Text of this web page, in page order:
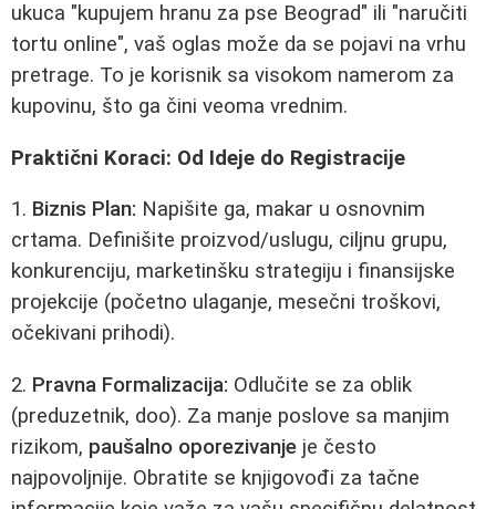
ukuca "kupujem hranu za pse Beograd" ili "naručiti
tortu online", vaš oglas može da se pojavi na vrhu
pretrage. To je korisnik sa visokom namerom za
kupovinu, što ga čini veoma vrednim.
Praktični Koraci: Od Ideje do Registracije
1. Biznis Plan: Napišite ga, makar u osnovnim
crtama. Definišite proizvod/uslugu, ciljnu grupu,
konkurenciju, marketinšku strategiju i finansijske
projekcije (početno ulaganje, mesečni troškovi,
očekivani prihodi).
2. Pravna Formalizacija: Odlučite se za oblik
(preduzetnik, doo). Za manje poslove sa manjim
rizikom, paušalno oporezivanje je često
najpovoljnije. Obratite se knjigovođi za tačne